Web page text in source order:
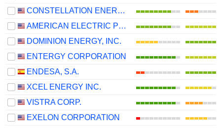
CONSTELLATION ENERGY CORPORATION
AMERICAN ELECTRIC POWER COMPANY, INC.
DOMINION ENERGY, INC.
ENTERGY CORPORATION
ENDESA, S.A.
XCEL ENERGY INC.
VISTRA CORP.
EXELON CORPORATION